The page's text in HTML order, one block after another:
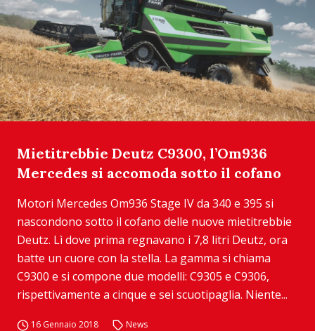
Mietitrebbie Deutz C9300, l’Om936
Mercedes si accomoda sotto il cofano
Motori Mercedes Om936 Stage IV da 340 e 395 si
nascondono sotto il cofano delle nuove mietitrebbie
Deutz. Lì dove prima regnavano i 7,8 litri Deutz, ora
batte un cuore con la stella. La gamma si chiama
C9300 e si compone due modelli: C9305 e C9306,
rispettivamente a cinque e sei scuotipaglia. Niente...
16 Gennaio 2018 News